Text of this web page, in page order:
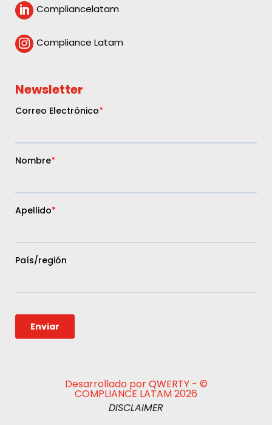
 Compliancelatam
 Compliance Latam
Newsletter
Desarrollado porQWERTY- ©
COMPLIANCE LATAM 2026
DISCLAIMER